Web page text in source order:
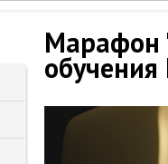
Марафон
обучения